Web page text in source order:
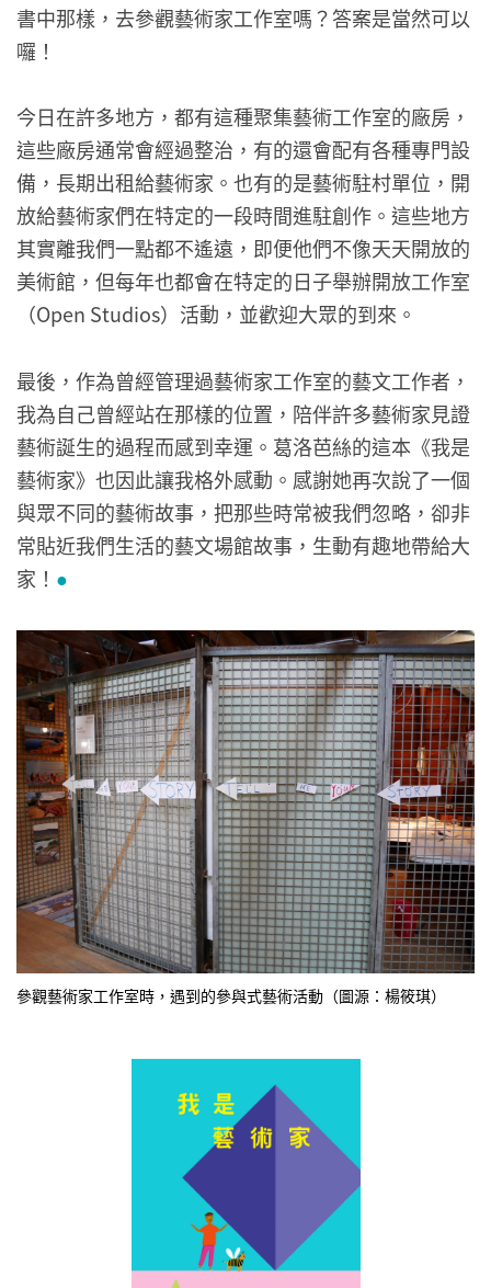
書中那樣，去參觀藝術家工作室嗎？答案是當然可以
囉！
今日在許多地方，都有這種聚集藝術工作室的廠房，
這些廠房通常會經過整治，有的還會配有各種專門設
備，長期出租給藝術家。也有的是藝術駐村單位，開
放給藝術家們在特定的一段時間進駐創作。這些地方
其實離我們一點都不遙遠，即便他們不像天天開放的
美術館，但每年也都會在特定的日子舉辦開放工作室
（Open Studios）活動，並歡迎大眾的到來。
最後，作為曾經管理過藝術家工作室的藝文工作者，
我為自己曾經站在那樣的位置，陪伴許多藝術家見證
藝術誕生的過程而感到幸運。葛洛芭絲的這本《我是
藝術家》也因此讓我格外感動。感謝她再次說了一個
與眾不同的藝術故事，把那些時常被我們忽略，卻非
常貼近我們生活的藝文場館故事，生動有趣地帶給大
家！ ●
參觀藝術家工作室時，遇到的參與式藝術活動（圖源：楊筱琪）